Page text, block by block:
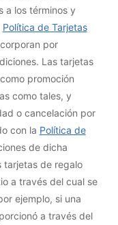
a los términos y
Política de Tarjetas
por
Las tarjetas
promoción
como tales, y
o cancelación por
con la Política de
de dicha
tarjetas de regalo
a través del cual se
ejemplo, si una
a través del